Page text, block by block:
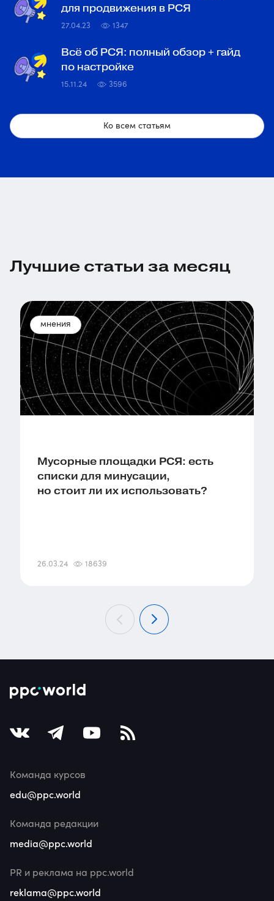
для продвижения в РСЯ
27.04.23 1347
Всё об РСЯ: полный обзор + гайд
по настройке
15.11.24 3596
Ко всем статьям
Лучшие статьи за месяц
мнения
Мусорные площадки РСЯ: есть
списки для минусации,
но стоит ли их использовать?
26.03.24 18639
Команда курсов
edu@ppc.world
Команда редакции
media@ppc.world
PR и реклама на ppc.world
reklama@ppc.world